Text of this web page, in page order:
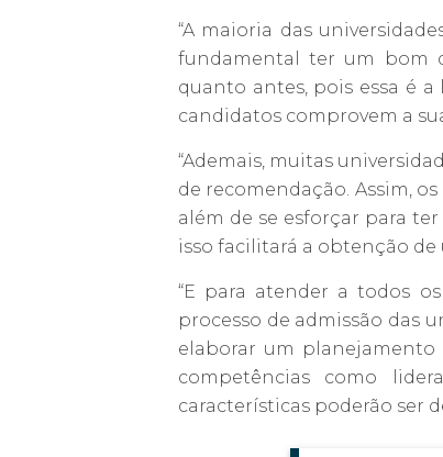
“A maioria das
fundamental ter um bom
quanto antes, pois essa é
candidatos comprovem a
“Ademais, muitas
de recomendação. Assim,
além de se esforçar para
isso facilitará a obtenção
“E para atender a todos
processo de admissão das
elaborar um planejamento
competências como
características poderão ser